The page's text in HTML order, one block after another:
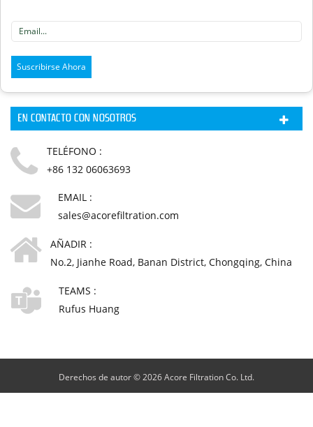
EN CONTACTO CON NOSOTROS
TELÉFONO :
+86 132 06063693
EMAIL :
sales@acorefiltration.com
AÑADIR :
No.2, Jianhe Road, Banan District, Chongqing, China
TEAMS :
Rufus Huang
Derechos de autor © 2026 Acore Filtration Co. Ltd.